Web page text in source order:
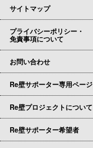
サイトマップ
プライバシーポリシー・
免責事項について
お問い合わせ
Re壁サポーター専用ページ
Re壁プロジェクトについて
Re壁サポーター希望者